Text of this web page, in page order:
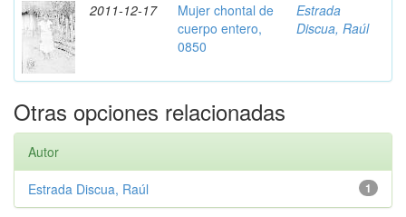
2011-12-17
Mujer chontal de
cuerpo entero,
0850
Estrada
Discua, Raúl
Otras opciones relacionadas
Autor
1
Estrada Discua, Raúl